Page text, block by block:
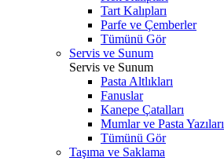
Tart Kalıpları
Parfe ve Çemberler
Tümünü Gör
Servis ve Sunum
Servis ve Sunum
Pasta Altlıkları
Fanuslar
Kanepe Çatalları
Mumlar ve Pasta Yazıları
Tümünü Gör
Taşıma ve Saklama